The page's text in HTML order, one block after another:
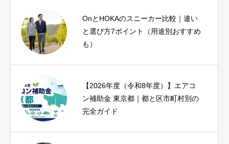
OnとHOKAのスニーカー比較｜違い
と選び方7ポイント（用途別おすすめ
も）
【2026年度（令和8年度）】エアコ
ン補助金 東京都｜都と区市町村別の
完全ガイド
iPhone17eとiPhoneSE3を比較｜SE3
ユーザーが1分で結論を出せる診断つ
き
ピラティス資格おすすめ比較｜種
類・費用・期間と失敗しない選び方